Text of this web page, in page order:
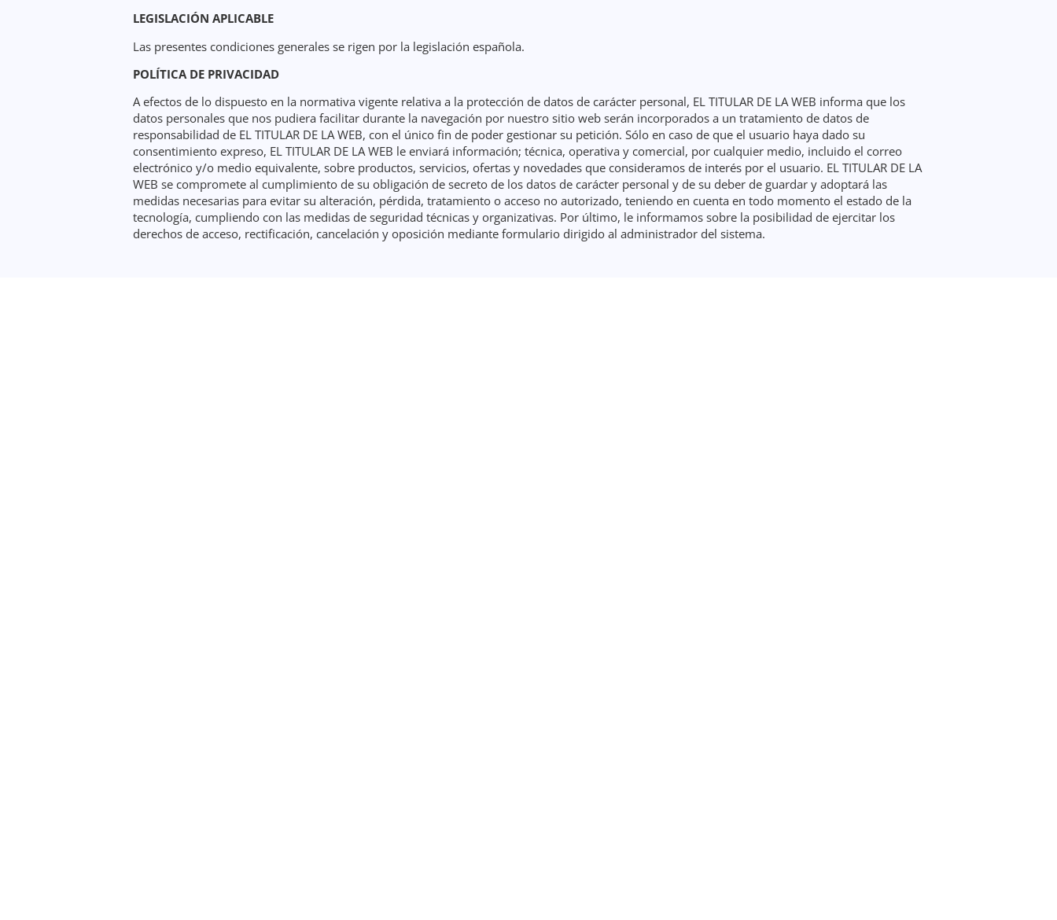
LEGISLACIÓN APLICABLE
Las presentes condiciones generales se rigen por la legislación española.
POLÍTICA DE PRIVACIDAD
A efectos de lo dispuesto en la normativa vigente relativa a la protección de datos de carácter personal, EL TITULAR DE LA WEB informa que los
datos personales que nos pudiera facilitar durante la navegación por nuestro sitio web serán incorporados a un tratamiento de datos de
responsabilidad de EL TITULAR DE LA WEB, con el único fin de poder gestionar su petición. Sólo en caso de que el usuario haya dado su
consentimiento expreso, EL TITULAR DE LA WEB le enviará información; técnica, operativa y comercial, por cualquier medio, incluido el correo
electrónico y/o medio equivalente, sobre productos, servicios, ofertas y novedades que consideramos de interés por el usuario. EL TITULAR DE LA
WEB se compromete al cumplimiento de su obligación de secreto de los datos de carácter personal y de su deber de guardar y adoptará las
medidas necesarias para evitar su alteración, pérdida, tratamiento o acceso no autorizado, teniendo en cuenta en todo momento el estado de la
tecnología, cumpliendo con las medidas de seguridad técnicas y organizativas. Por último, le informamos sobre la posibilidad de ejercitar los
derechos de acceso, rectificación, cancelación y oposición mediante formulario dirigido al administrador del sistema.